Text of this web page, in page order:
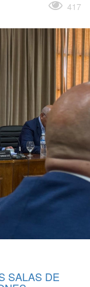
417
SALAS DE